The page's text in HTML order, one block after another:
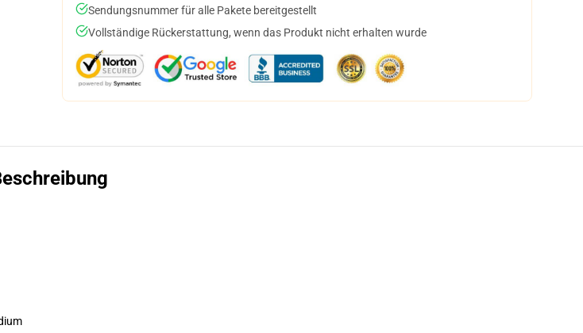
Sendungsnummer für alle Pakete bereitgestellt
Vollständige Rückerstattung, wenn das Produkt nicht erhalten wurde